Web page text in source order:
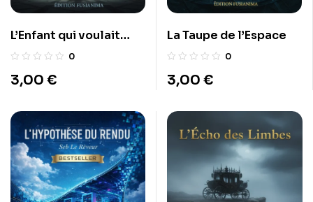
L’Enfant qui voulait
peser son âme
0
3,00 €
La Taupe de l’Espace
0
3,00 €